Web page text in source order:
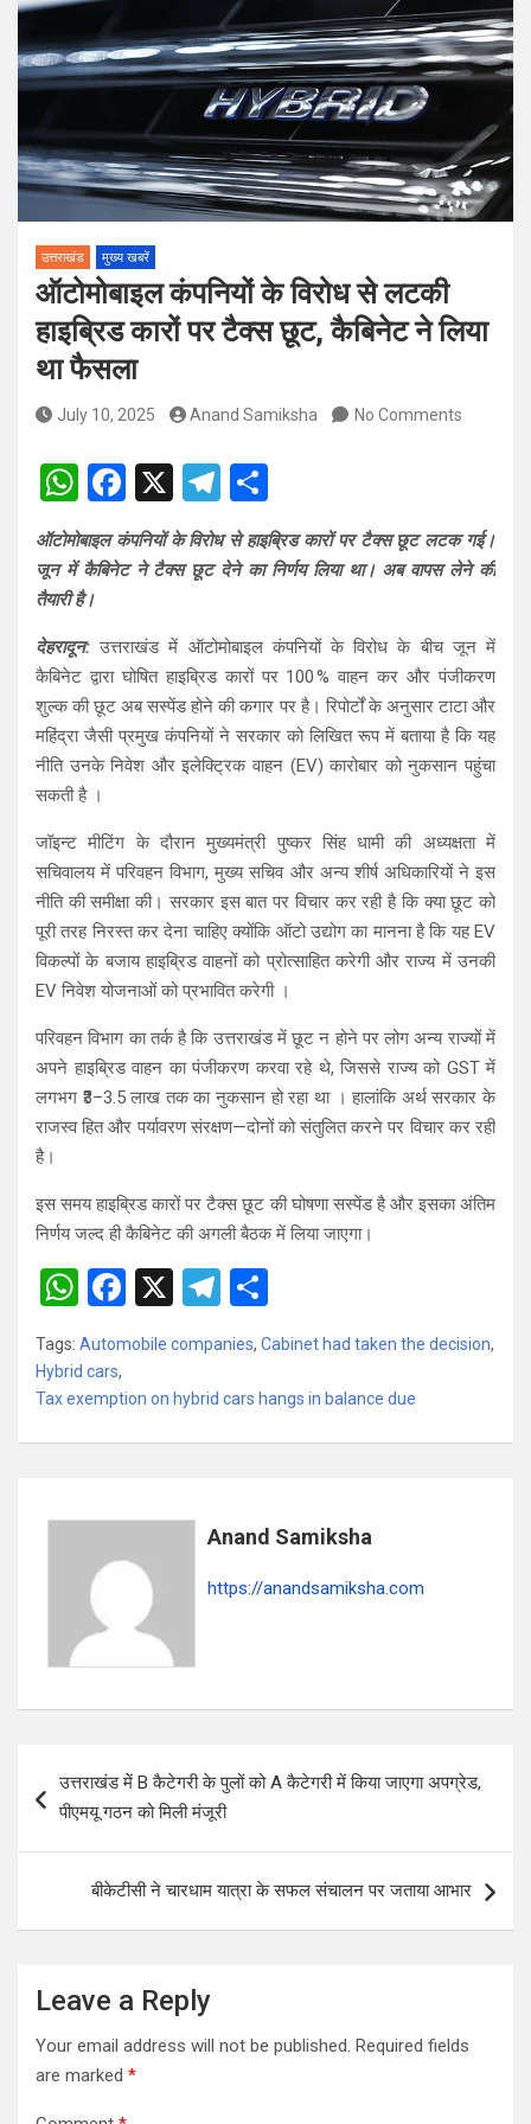
विश्व संस्कृत दिवस से पूर्व, उत्तराखण्ड ने वैश्विक स्तर पर संस्कृत के प्रसार
को दिया नया आयाम
उत्तराखंड मुख्य खबरें
ऑटोमोबाइल कंपनियों के विरोध से लटकी
हाइब्रिड कारों पर टैक्स छूट, कैबिनेट ने लिया
था फैसला
July 10, 2025 Anand Samiksha No Comments
W
h
at
s
A
p
p
F
a
ce
o
o
k
X
T
el
e
a
m
h
ar
ऑटोमोबाइल कंपनियों के विरोध से हाइब्रिड कारों पर टैक्स छूट लटक गई।
जून में कैबिनेट ने टैक्स छूट देने का निर्णय लिया था। अब वापस लेने की
तैयारी है।
देहरादून: उत्तराखंड में ऑटोमोबाइल कंपनियों के विरोध के बीच जून में
कैबिनेट द्वारा घोषित हाइब्रिड कारों पर 100 % वाहन कर और पंजीकरण
शुल्क की छूट अब सस्पेंड होने की कगार पर है। रिपोर्टों के अनुसार टाटा और
महिंद्रा जैसी प्रमुख कंपनियों ने सरकार को लिखित रूप में बताया है कि यह
नीति उनके निवेश और इलेक्ट्रिक वाहन (EV) कारोबार को नुकसान पहुंचा
सकती है ।
जॉइन्ट मीटिंग के दौरान मुख्यमंत्री पुष्कर सिंह धामी की अध्यक्षता में
सचिवालय में परिवहन विभाग, मुख्य सचिव और अन्य शीर्ष अधिकारियों ने इस
नीति की समीक्षा की। सरकार इस बात पर विचार कर रही है कि क्या छूट को
पूरी तरह निरस्त कर देना चाहिए क्योंकि ऑटो उद्योग का मानना है कि यह EV
विकल्पों के बजाय हाइब्रिड वाहनों को प्रोत्साहित करेगी और राज्य में उनकी
EV निवेश योजनाओं को प्रभावित करेगी ।
परिवहन विभाग का तर्क है कि उत्तराखंड में छूट न होने पर लोग अन्य राज्यों में
अपने हाइब्रिड वाहन का पंजीकरण करवा रहे थे, जिससे राज्य को GST में
लगभग ₹3–3.5 लाख तक का नुकसान हो रहा था । हालांकि अर्थ सरकार के
राजस्व हित और पर्यावरण संरक्षण—दोनों को संतुलित करने पर विचार कर रही
है।
इस समय हाइब्रिड कारों पर टैक्स छूट की घोषणा सस्पेंड है और इसका अंतिम
निर्णय जल्द ही कैबिनेट की अगली बैठक में लिया जाएगा।
W
h
at
s
A
p
F
a
ce
b
o
k
X
T
el
e
gr
a
h
ar
e
Tags: Automobile companies, Cabinet had taken the decision,
Hybrid cars,
Tax exemption on hybrid cars hangs in balance due
Anand Samiksha
https://anandsamiksha.com
उत्तराखंड में B कैटेगरी के पुलों को A कैटेगरी में किया जाएगा अपग्रेड,
पीएमयू गठन को मिली मंजूरी
बीकेटीसी ने चारधाम यात्रा के सफल संचालन पर जताया आभार
Leave a Reply
Your email address will not be published. Required fields
are marked *